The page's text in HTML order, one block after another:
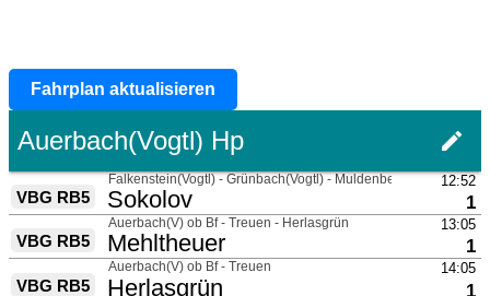
Fahrplan aktualisieren